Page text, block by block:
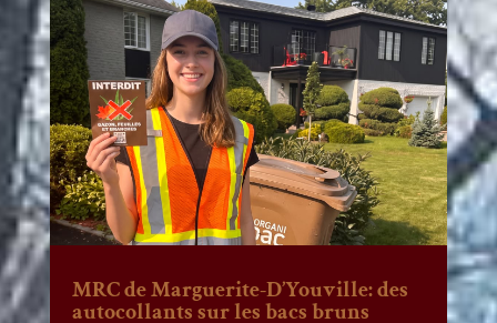
MRC de Marguerite-D’Youville: des
autocollants sur les bacs bruns